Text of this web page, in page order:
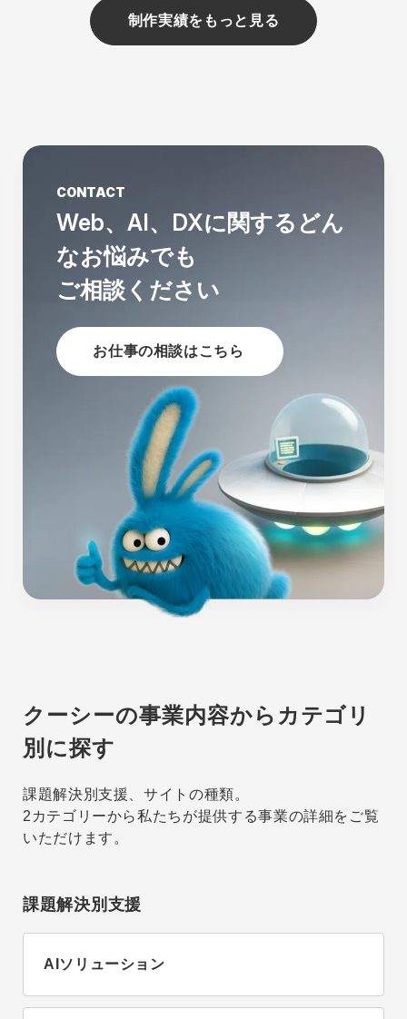
制作実績をもっと見る
CONTACT
Web、AI、DXに関する どん
なお悩みでも
ご相談ください
お仕事の相談はこちら
クーシーの事業内容から カテゴリ
別に探す
課題解決別支援、サイトの種類。
2カテゴリーから私たちが提供する事業の詳細をご覧
いただけます。
課題解決別支援
AIソリューション